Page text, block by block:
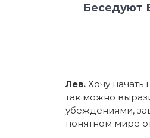
Беседуют
Лев. Хочу
так можно
убеждениями,
понятном мире